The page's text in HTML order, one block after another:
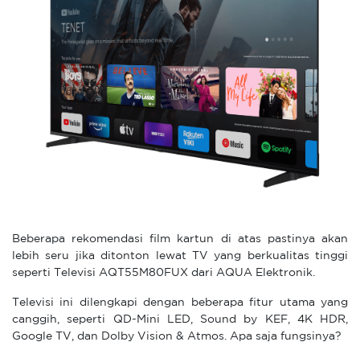
Beberapa rekomendasi film kartun di atas pastinya akan
lebih seru jika ditonton lewat TV yang berkualitas tinggi
seperti Televisi AQT55M80FUX dari AQUA Elektronik.
Televisi ini dilengkapi dengan beberapa fitur utama yang
canggih, seperti QD-Mini LED, Sound by KEF, 4K HDR,
Google TV, dan Dolby Vision & Atmos. Apa saja fungsinya?